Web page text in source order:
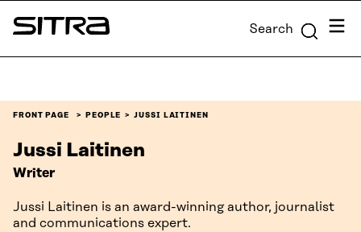
Skip to
content
Sitra Search Menu
FRONT PAGE PEOPLE JUSSI LAITINEN
Jussi Laitinen
Writer
Jussi Laitinen is an award-winning author, journalist
and communications expert.